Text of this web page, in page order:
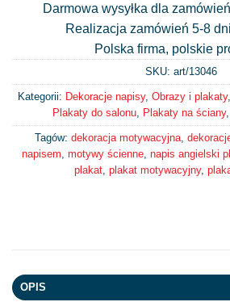
Darmowa wysyłka dla
Realizacja zamówień 5-8
Polska firma, polskie
SKU: art/13046
Kategorii: Dekoracje napisy, Obrazy i plakaty,
Plakaty do salonu
Plakaty na ściany,
Tagów: dekoracja motywacyjna
napisem motywy ścienne, napis angielski
plakat plakat motywacyjny,
OPIS